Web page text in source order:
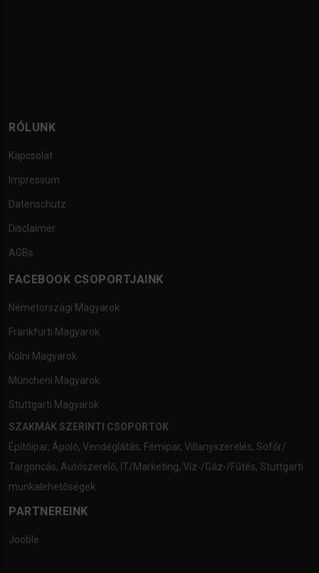
RÓLUNK
Kapcsolat
Impressum
Datenschutz
Disclaimer
AGBs
FACEBOOK CSOPORTJAINK
Németországi Magyarok
Frankfurti Magyarok
Kölni Magyarok
Müncheni Magyarok
Stuttgarti Magyarok
SZAKMÁK SZERINTI CSOPORTOK
Építőipar, Ápoló, Vendéglátás, Fémipar, Villanyszerelés, Sofőr/
Targoncás, Autószerelő, IT/Marketing, Víz-/Gáz-/Fűtés, Stuttgarti
munkalehetőségek
PARTNEREINK
Jooble